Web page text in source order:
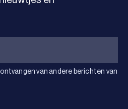
van andere berichten van